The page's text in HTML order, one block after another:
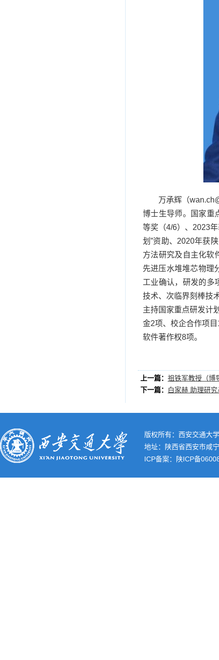
万承辉（
博士生导师。国家重
等奖（4/6）、2023
划”资助、2020年获
方法研究及自主化软
先进压水堆堆芯物理
工业确认，研发的多
技术、次临界刻棒技
主持国家重点研发计
金2项、校企合作项
软件著作权8项。
上一篇： 祖铁军教授（博
下一篇：
白家赫 助理研究
版权所有：西安交通大
地址：陕西省西安市咸
ICP备案：
陕ICP备